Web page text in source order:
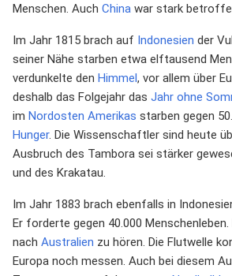
Menschen. Auch China war stark
Im Jahr 1815 brach auf Indonesien der
seiner Nähe starben etwa elftausend
verdunkelte den Himmel, vor allem über
deshalb das Folgejahr das Jahr ohne
im Nordosten Amerikas starben gegen
Hunger. Die Wissenschaftler sind heute
Ausbruch des Tambora sei stärker
und des Krakatau.
Im Jahr 1883 brach ebenfalls in
Er forderte gegen 40.000
nach Australien zu hören. Die Flutwelle
Europa noch messen. Auch bei diesem